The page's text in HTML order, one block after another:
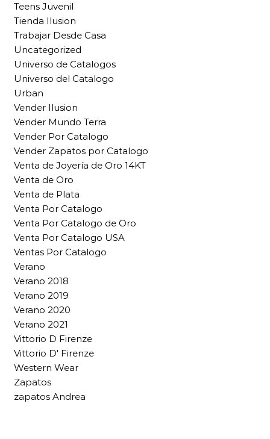
Teens Juvenil
Tienda Ilusion
Trabajar Desde Casa
Uncategorized
Universo de Catalogos
Universo del Catalogo
Urban
Vender Ilusion
Vender Mundo Terra
Vender Por Catalogo
Vender Zapatos por Catalogo
Venta de Joyería de Oro 14KT
Venta de Oro
Venta de Plata
Venta Por Catalogo
Venta Por Catalogo de Oro
Venta Por Catalogo USA
Ventas Por Catalogo
Verano
Verano 2018
Verano 2019
Verano 2020
Verano 2021
Vittorio D Firenze
Vittorio D' Firenze
Western Wear
Zapatos
zapatos Andrea